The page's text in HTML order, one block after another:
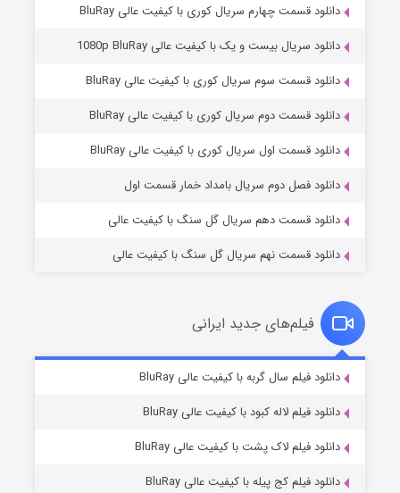
مردگان متحرک: شهر مرده ۳
قسمت۲ (زیرنویس) منتشر شد
قسمت۷ (زیرنویس) منتشر شد
دانلود قسمت چهارم سریال کوری با کیفیت عالی BluRay
دانلود سریال بیست و یک با کیفیت عالی 1080p BluRay
دانلود قسمت سوم سریال کوری با کیفیت عالی BluRay
دانلود قسمت دوم سریال کوری با کیفیت عالی BluRay
دانلود قسمت اول سریال کوری با کیفیت عالی BluRay
دانلود فصل دوم سریال بامداد خمار قسمت اول
دانلود قسمت دهم سریال گل سنگ با کیفیت عالی
دانلود قسمت نهم سریال گل سنگ با کیفیت عالی
فیلم‌های جدید ایرانی
دانلود فیلم سال گربه با کیفیت عالی BluRay
دانلود فیلم لاله کبود با کیفیت عالی BluRay
دانلود فیلم لاک پشت با کیفیت عالی BluRay
دانلود فیلم کج‌ پیله با کیفیت عالی BluRay